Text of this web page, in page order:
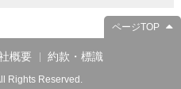
ページTOP
概要 約款・標識
Rights Reserved.